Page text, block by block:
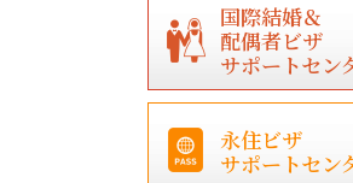
国際結婚＆
配偶者ビザ
サポートセン
永住ビザ
サポートセン